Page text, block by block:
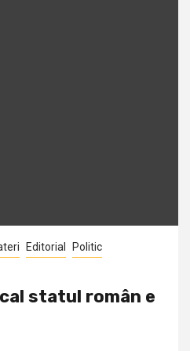
Editorial
Politic
statul român e